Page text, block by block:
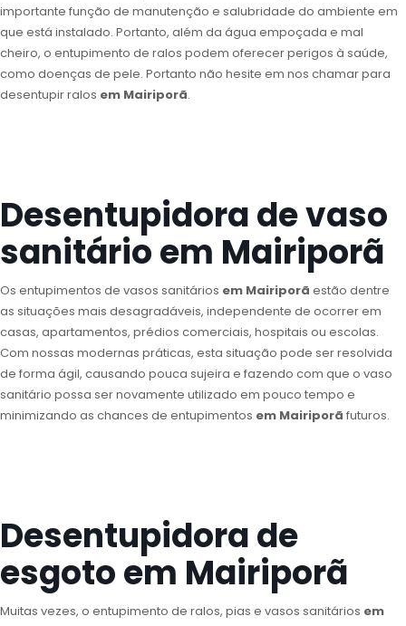
importante função de manutenção e salubridade do ambiente em
que está instalado. Portanto, além da água empoçada e mal
cheiro, o entupimento de ralos podem oferecer perigos à saúde,
como doenças de pele. Portanto não hesite em nos chamar para
desentupir ralos em Mairiporã.
Desentupidora de vaso
sanitário em Mairiporã
Os entupimentos de vasos sanitários em Mairiporã estão dentre
as situações mais desagradáveis, independente de ocorrer em
casas, apartamentos, prédios comerciais, hospitais ou escolas.
Com nossas modernas práticas, esta situação pode ser resolvida
de forma ágil, causando pouca sujeira e fazendo com que o vaso
sanitário possa ser novamente utilizado em pouco tempo e
minimizando as chances de entupimentos em Mairiporã futuros.
Desentupidora de
esgoto em Mairiporã
Muitas vezes, o entupimento de ralos, pias e vasos sanitários em